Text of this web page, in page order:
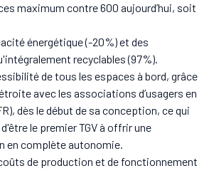
maximum contre 600 aujourd’hui, soit
énergétique (-20%) et des
recyclables (97%).
de tous les espaces à bord, grâce
avec les associations d’usagers en
dès le début de sa conception, ce qui
le premier TGV à offrir une
en complète autonomie.
de production et de fonctionnement